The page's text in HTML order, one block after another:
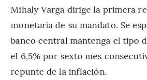
Mihaly Varga dirige la primera
monetaria de su mandato. Se
banco central mantenga el tipo
el 6,5% por sexto mes
repunte de la inflación.